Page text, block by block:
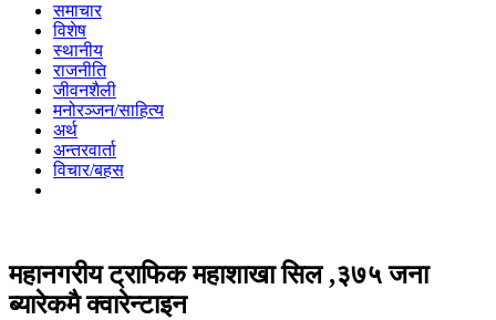
समाचार
विशेष
स्थानीय
राजनीति
जीवनशैली
मनोरञ्जन/साहित्य
अर्थ
अन्तरवार्ता
विचार/बहस
महानगरीय ट्राफिक महाशाखा सिल ,३७५ जना
ब्यारेकमै क्वारेन्टाइन